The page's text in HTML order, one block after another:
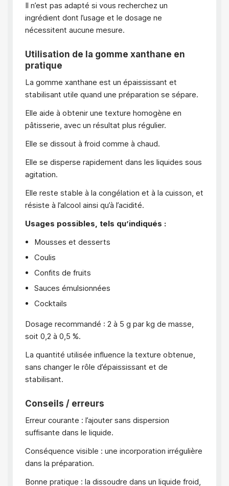
Il n’est pas adapté si vous recherchez un
ingrédient dont l’usage et le dosage ne
nécessitent aucune mesure.
Utilisation de la gomme xanthane en
pratique
La gomme xanthane est un épaississant et
stabilisant utile quand une préparation se sépare.
Elle aide à obtenir une texture homogène en
pâtisserie, avec un résultat plus régulier.
Elle se dissout à froid comme à chaud.
Elle se disperse rapidement dans les liquides sous
agitation.
Elle reste stable à la congélation et à la cuisson, et
résiste à l’alcool ainsi qu’à l’acidité.
Usages possibles, tels qu’indiqués :
Mousses et desserts
Coulis
Confits de fruits
Sauces émulsionnées
Cocktails
Dosage recommandé : 2 à 5 g par kg de masse,
soit 0,2 à 0,5 %.
La quantité utilisée influence la texture obtenue,
sans changer le rôle d’épaississant et de
stabilisant.
Conseils / erreurs
Erreur courante : l’ajouter sans dispersion
suffisante dans le liquide.
Conséquence visible : une incorporation irrégulière
dans la préparation.
Bonne pratique : la dissoudre dans un liquide froid,